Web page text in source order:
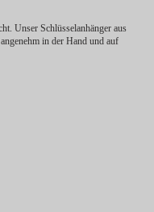
Unser Schlüsselanhänger aus
in der Hand und auf